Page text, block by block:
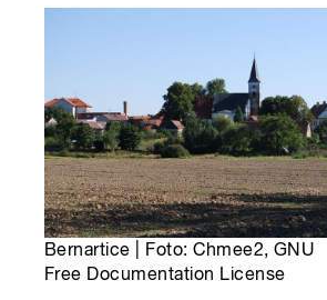
Bernartice | Foto: Chmee2, GNU
Free Documentation License